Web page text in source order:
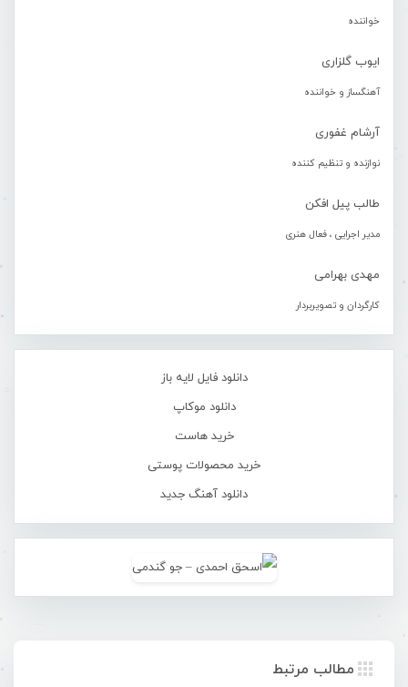
خواننده
ایوب گلزاری
آهنگساز و خواننده
آرشام غفوری
نوازنده و تنظیم کننده
طالب پیل افکن
مدیر اجرایی ، فعال هنری
مهدی بهرامی
کارگردان و تصویربردار
دانلود فایل لایه باز
دانلود موکاپ
خرید هاست
خرید محصولات پوستی
دانلود آهنگ جدید
مطالب مرتبط